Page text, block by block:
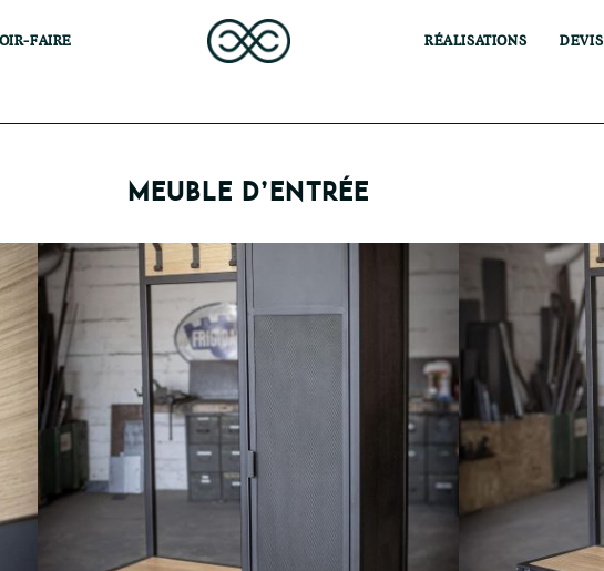
FAIRE RÉALISATIONS DEVIS
MEUBLE D’ENTRÉE